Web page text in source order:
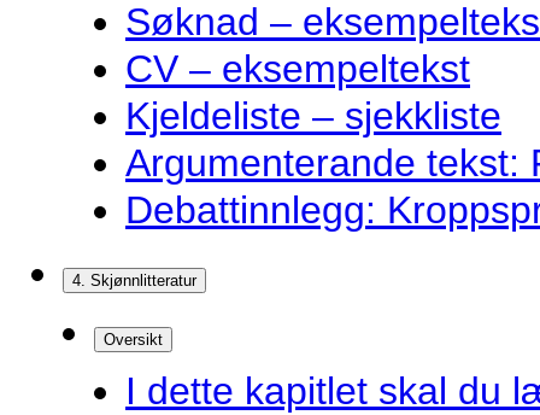
Søknad –
CV – eksempeltekst
Kjeldeliste – sjekkliste
Argumenterande tekst:
Debattinnlegg:
4. Skjønnlitteratur
Oversikt
I dette kapitlet skal du